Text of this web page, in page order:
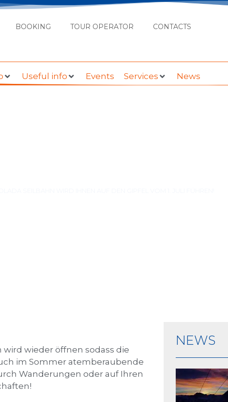
BOOKING TOUR OPERATOR CONTACTS
Useful info Events Services News
wird wieder öffnen sodass die
im Sommer atemberaubende
Wanderungen oder auf Ihren
NEWS